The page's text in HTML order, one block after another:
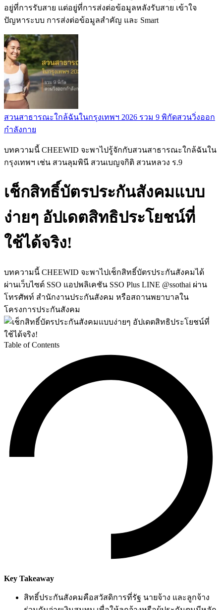
อยู่ที่การรับสาย แต่อยู่ที่การส่งต่อข้อมูลหลังรับสาย เข้าใจ
ปัญหาระบบ การส่งต่อข้อมูลสำคัญ และ Smart
สวนสาธารณะใกล้ฉันในกรุงเทพฯ 2026 รวม 9 พิกัดสวนวิ่งออก
กำลังกาย
บทความนี้ CHEEWID จะพาไปรู้จักกับสวนสาธารณะใกล้ฉันใน
กรุงเทพฯ เช่น สวนลุมพินี สวนเบญจกิติ สวนหลวง ร.9
เช็กสิทธิ์บัตรประกันสังคมแบบ
ง่ายๆ อัปเดตสิทธิประโยชน์ที่
ใช้ได้จริง!
บทความนี้ CHEEWID จะพาไปเช็กสิทธิ์บัตรประกันสังคมได้
ผ่านเว็บไซต์ SSO แอปพลิเคชัน SSO Plus LINE @ssothai ผ่าน
โทรศัพท์ สำนักงานประกันสังคม หรือสถานพยาบาลใน
โครงการประกันสังคม
Table of Contents
Key Takeaway
สิทธิ์ประกันสังคมคือสวัสดิการที่รัฐ นายจ้าง และลูกจ้าง